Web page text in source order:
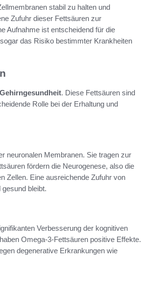
stabil zu halten und
Zufuhr dieser Fettsäuren zur
Aufnahme ist entscheidend für die
das Risiko bestimmter Krankheiten
Gehirngesundheit. Diese Fettsäuren sind
Rolle bei der Erhaltung und
neuronalen Membranen. Sie tragen zur
fördern die Neurogenese, also die
Zellen. Eine ausreichende Zufuhr von
bleibt.
Verbesserung der kognitiven
haben Omega-3-Fettsäuren positive Effekte.
degenerative Erkrankungen wie